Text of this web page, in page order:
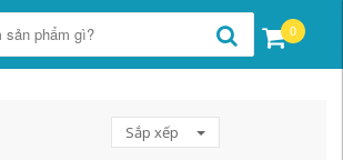
0
Sắp xếp